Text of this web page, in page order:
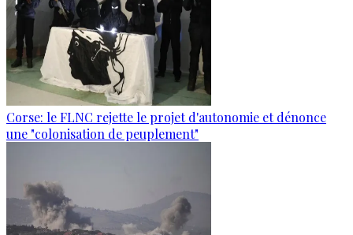
Corse: le FLNC rejette le projet d'autonomie et dénonce
une "colonisation de peuplement"